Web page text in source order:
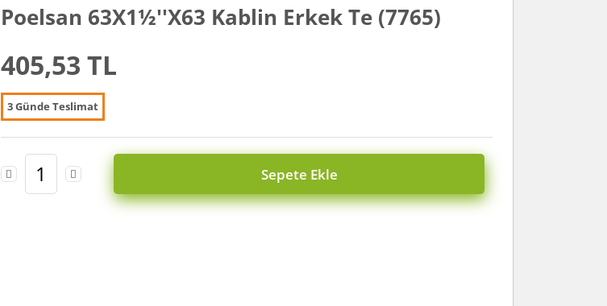
Poelsan 63X1½''X63 Kablin Erkek Te (7765)
405,53 TL
3 Günde Teslimat
Sepete Ekle